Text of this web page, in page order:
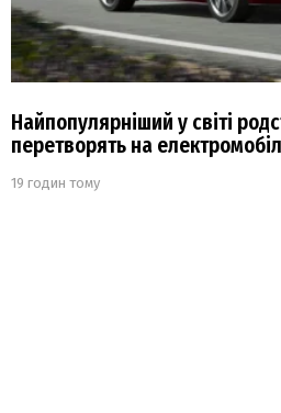
Найпопулярніший у світі
перетворять на
19 годин тому